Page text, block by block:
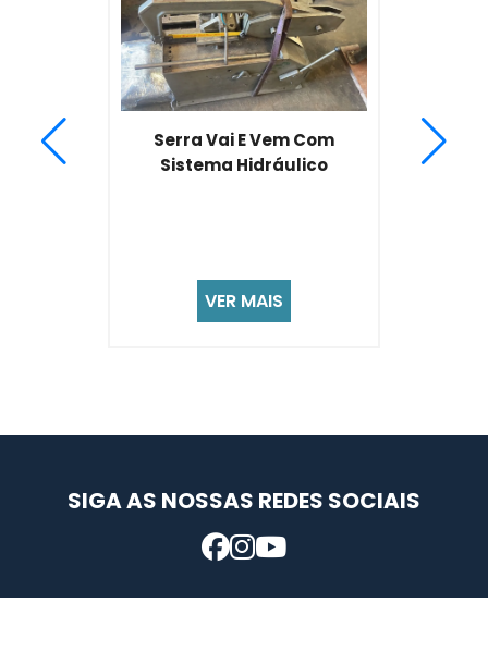
Serra Vai E Vem Com
Sistema Hidráulico
VER MAIS
SIGA AS NOSSAS REDES SOCIAIS